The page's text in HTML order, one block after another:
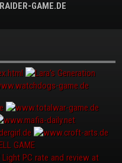
GAME.DE